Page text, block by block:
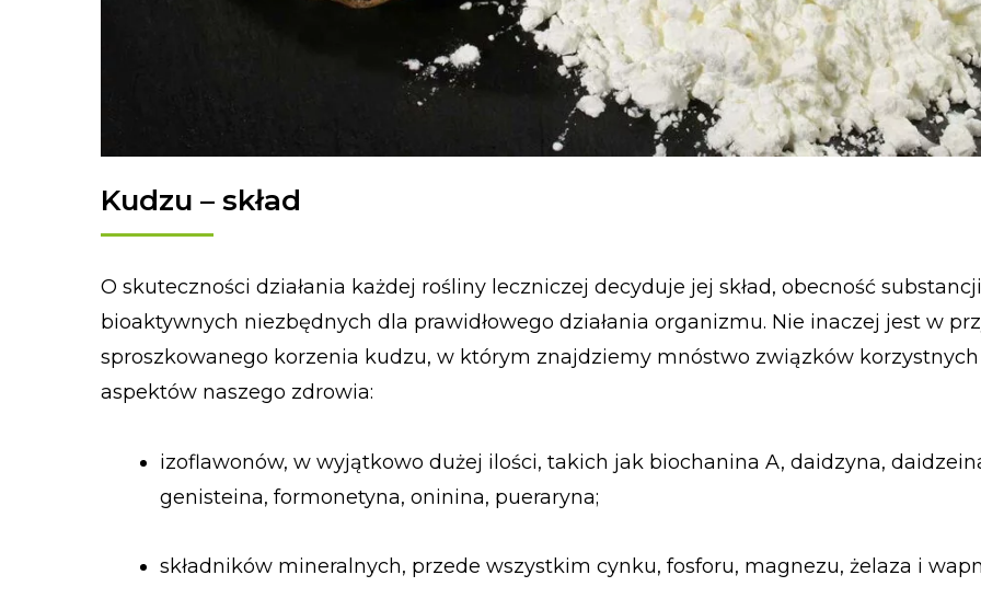
Kudzu – skład
O skuteczności działania każdej rośliny leczniczej decyduje jej skład, obecność substancji
bioaktywnych niezbędnych dla prawidłowego działania organizmu. Nie inaczej jest w
sproszkowanego korzenia kudzu, w którym znajdziemy mnóstwo związków
aspektów naszego zdrowia:
izoflawonów, w wyjątkowo dużej ilości, takich jak biochanina A, daidzyna,
genisteina, formonetyna, oninina, pueraryna;
składników mineralnych, przede wszystkim cynku, fosforu, magnezu, żelaza i